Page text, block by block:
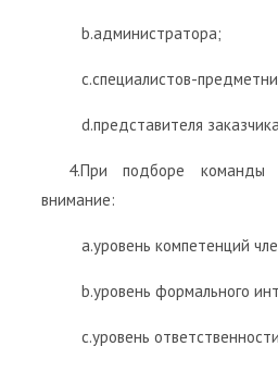
b.администратора;
c.специалистов-
d.представителя
4.При подборе команды
внимание:
a.уровень компетенций
b.уровень формального
c.уровень